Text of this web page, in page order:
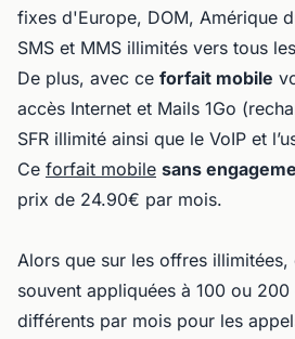
fixes d'Europe, DOM, Amérique
SMS et MMS illimités vers tous
De plus, avec ce forfait mobile
accès Internet et Mails 1Go
SFR illimité ainsi que le VoIP et
Ce forfait mobile sans
prix de 24.90€ par mois.
Alors que sur les offres
souvent appliquées à 100 ou 200
différents par mois pour les